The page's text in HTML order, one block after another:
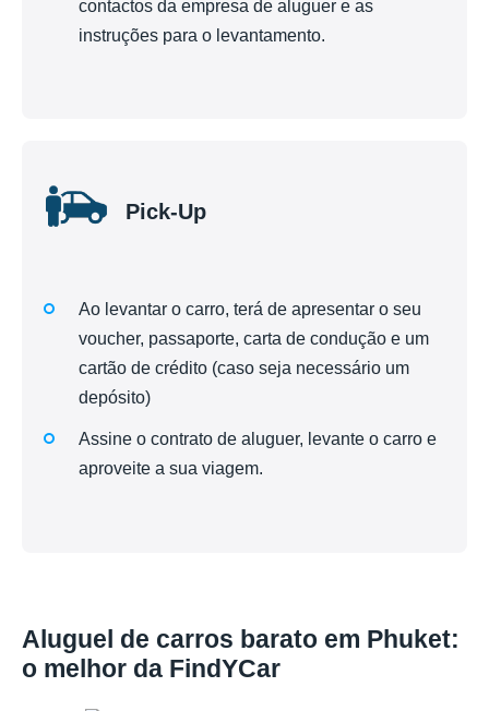
contactos da empresa de aluguer e as
instruções para o levantamento.
Pick-Up
Ao levantar o carro, terá de apresentar o seu
voucher, passaporte, carta de condução e um
cartão de crédito (caso seja necessário um
depósito)
Assine o contrato de aluguer, levante o carro e
aproveite a sua viagem.
Aluguel de carros barato em Phuket:
o melhor da FindYCar